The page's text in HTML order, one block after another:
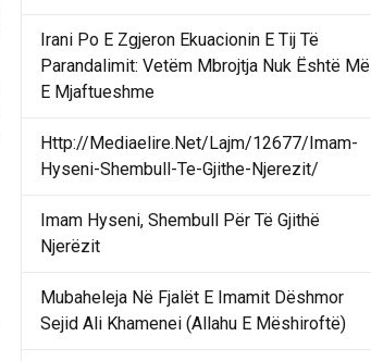
Irani Po E Zgjeron Ekuacionin E Tij Të
Parandalimit: Vetëm Mbrojtja Nuk Është Më
E Mjaftueshme
Http://Mediaelire.Net/Lajm/12677/Imam-
Hyseni-Shembull-Te-Gjithe-Njerezit/
Imam Hyseni, Shembull Për Të Gjithë
Njerëzit
Mubaheleja Në Fjalët E Imamit Dëshmor
Sejid Ali Khamenei (Allahu E Mëshiroftë)